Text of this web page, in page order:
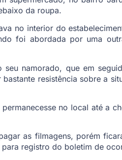
da roupa.
no interior do
foi abordada por uma
namorado, que em
resistência sobre a
no local até a
as filmagens, porém
registro do boletim de